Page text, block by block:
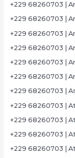
+229 68260703 |
+229 68260703 |
+229 68260703 |
+229 68260703 |
+229 68260703 |
+229 68260703 |
+229 68260703 |
+229 68260703 |
+229 68260703 |
+229 68260703 |
+229 68260703 |